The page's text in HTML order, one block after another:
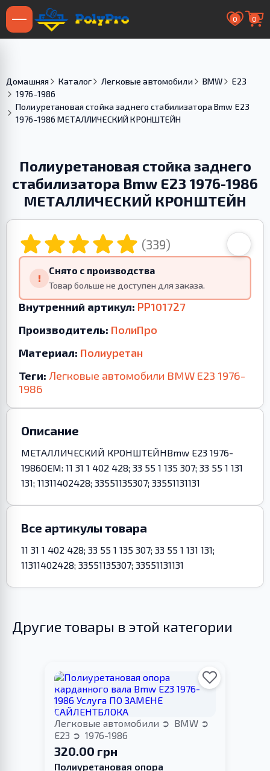
0 0
Домашняя Каталог Легковые автомобили BMW
E23
1976-1986
Полиуретановая стойка заднего стабилизатора Bmw E23
1976-1986 МЕТАЛЛИЧЕСКИЙ КРОНШТЕЙН
Полиуретановая стойка заднего
стабилизатора Bmw E23 1976-1986
МЕТАЛЛИЧЕСКИЙ КРОНШТЕЙН
(339)
!
Снято с производства
Товар больше не доступен для заказа.
Внутренний артикул: PP101727
Производитель: ПолиПро
Материал: Полиуретан
Теги: Легковые автомобили BMW E23 1976-
1986
Описание
МЕТАЛЛИЧЕСКИЙ КРОНШТЕЙНBmw E23 1976-
1986OEM: 11 31 1 402 428; 33 55 1 135 307; 33 55 1 131
131; 11311402428; 33551135307; 33551131131
Все артикулы товара
11 31 1 402 428; 33 55 1 135 307; 33 55 1 131 131;
11311402428; 33551135307; 33551131131
Другие товары в этой категории
Легковые автомобили
BMW
E23
1976-1986
320.00 грн
Полиуретановая опора